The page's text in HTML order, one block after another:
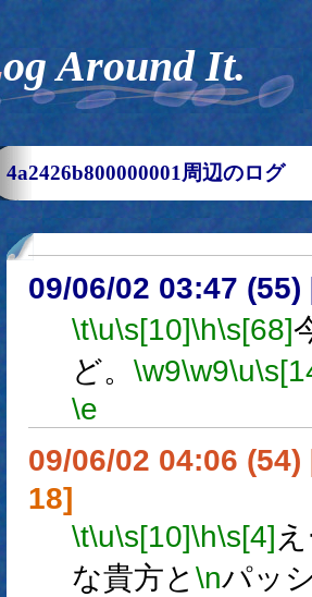
Log Around It.
4a2426b800000001周辺のログ
09/06/02 03:47 (55)
\t\u\s[10]\h\s[68]
ど。 \w9\w9\u
\e
09/06/02 04:06 (54)
18]
\t\u\s[10]\h\s[4]
な貴方と \nパッ